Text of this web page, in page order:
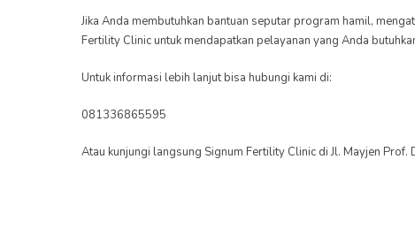
Jika Anda membutuhkan bantuan seputar program hamil,
Fertility Clinic untuk mendapatkan pelayanan yang Anda
Untuk informasi lebih lanjut bisa hubungi kami di:
081336865595
Atau kunjungi langsung Signum Fertility Clinic di Jl. Mayjen